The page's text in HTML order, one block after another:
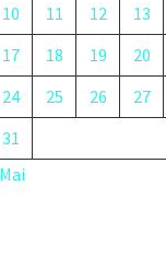
10
11 12 13
17
18 19 20
24
25 26 27
31